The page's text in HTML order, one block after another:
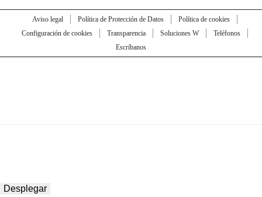
Aviso legal Política de Protección de Datos
Política de cookies
Configuración de cookies
Transparencia Soluciones W
Teléfonos
Escríbanos
Desplegar